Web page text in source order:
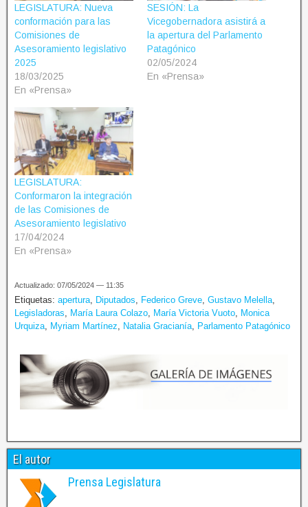
LEGISLATURA: Nueva
conformación para las
Comisiones de
Asesoramiento legislativo
2025
18/03/2025
En «Prensa»
SESIÓN: La
Vicegobernadora asistirá a
la apertura del Parlamento
Patagónico
02/05/2024
En «Prensa»
LEGISLATURA:
Conformaron la integración
de las Comisiones de
Asesoramiento legislativo
17/04/2024
En «Prensa»
Actualizado: 07/05/2024 — 11:35
Etiquetas: apertura Diputados Federico Greve Gustavo Melella
Legisladoras
María Laura Colazo María Victoria Vuoto Monica
Urquiza Myriam Martínez Natalia Gracianía Parlamento Patagónico
El autor
Prensa Legislatura